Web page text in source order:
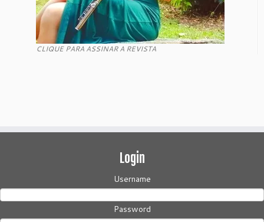
CLIQUE PARA ASSINAR A REVISTA
Login
Username
Password